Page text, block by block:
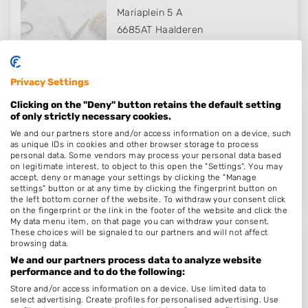
Mariaplein 5 A
6685AT Haalderen
Radha Hairstyling
Karstraat 66
6851DM Huissen
Op 15,56 km afstand
Lommerstraat 6
5439NP Linden
Op 15,90 km afstand
Privacy Settings
Clicking on the "Deny" button retains the default setting
of only strictly necessary cookies.
We and our partners store and/or access information on a device, such
as unique IDs in cookies and other browser storage to process
personal data. Some vendors may process your personal data based
on legitimate interest, to object to this open the "Settings". You may
accept, deny or manage your settings by clicking the "Manage
settings" button or at any time by clicking the fingerprint button on
the left bottom corner of the website. To withdraw your consent click
on the fingerprint or the link in the footer of the website and click the
My data menu item, on that page you can withdraw your consent.
These choices will be signaled to our partners and will not affect
browsing data.
We and our partners process data to analyze website
performance and to do the following:
Store and/or access information on a device. Use limited data to
select advertising. Create profiles for personalised advertising. Use